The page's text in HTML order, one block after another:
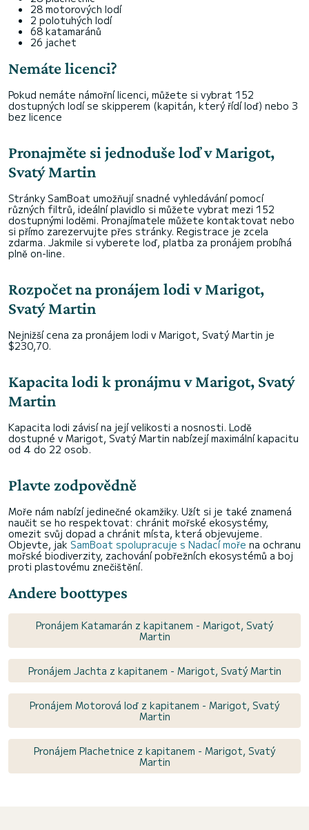
28 motorových lodí
2 polotuhých lodí
68 katamaránů
26 jachet
Nemáte licenci?
Pokud nemáte námořní licenci, můžete si vybrat 152
dostupných lodí se skipperem (kapitán, který řídí loď) nebo 3
bez licence
Pronajměte si jednoduše loď v Marigot,
Svatý Martin
Stránky SamBoat umožňují snadné vyhledávání pomocí
různých filtrů, ideální plavidlo si můžete vybrat mezi 152
dostupnými loděmi. Pronajímatele můžete kontaktovat nebo
si přímo zarezervujte přes stránky. Registrace je zcela
zdarma. Jakmile si vyberete loď, platba za pronájem probíhá
plně on-line.
Rozpočet na pronájem lodi v Marigot,
Svatý Martin
Nejnižší cena za pronájem lodi v Marigot, Svatý Martin je
$230,70.
Kapacita lodi k pronájmu v Marigot, Svatý
Martin
Kapacita lodi závisí na její velikosti a nosnosti. Lodě
dostupné v Marigot, Svatý Martin nabízejí maximální kapacitu
od 4 do 22 osob.
Plavte zodpovědně
Moře nám nabízí jedinečné okamžiky. Užít si je také znamená
naučit se ho respektovat: chránit mořské ekosystémy,
omezit svůj dopad a chránit místa, která objevujeme.
Objevte, jak SamBoat spolupracuje s Nadací moře na ochranu
mořské biodiverzity, zachování pobřežních ekosystémů a boj
proti plastovému znečištění.
Andere boottypes
Pronájem Katamarán z kapitanem - Marigot, Svatý
Martin
Pronájem Jachta z kapitanem - Marigot, Svatý Martin
Pronájem Motorová loď z kapitanem - Marigot, Svatý
Martin
Pronájem Plachetnice z kapitanem - Marigot, Svatý
Martin